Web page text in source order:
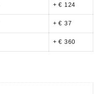
+ € 124
+ € 37
+ € 360